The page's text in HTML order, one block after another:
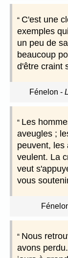
C'est une
exemples
un peu de
beaucoup
d'être craint
Fénelon -
Les
aveugles ;
peuvent, les
veulent. La
veut
vous
Nous
avons